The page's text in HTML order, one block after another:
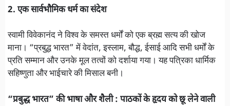
2. एक सार्वभौमिक धर्म का संदेश
स्वामी विवेकानंद ने विश्व के समस्त धर्मों को एक ब्रह्म सत्य की खोज
माना। “प्रबुद्ध भारत” में वेदांत, इस्लाम, बौद्ध, ईसाई आदि सभी धर्मों के
प्रति सम्मान और उनके मूल तत्वों को दर्शाया गया। यह पत्रिका धार्मिक
सहिष्णुता और भाईचारे की मिसाल बनी।
“प्रबुद्ध भारत” की भाषा और शैली : पाठकों के हृदय को छू लेने वाली